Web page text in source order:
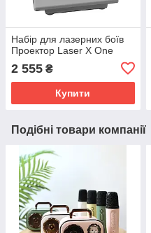
Набір для лазерних боїв
Проектор Laser X One
2 555 ₴
Купити
Подібні товари компанії